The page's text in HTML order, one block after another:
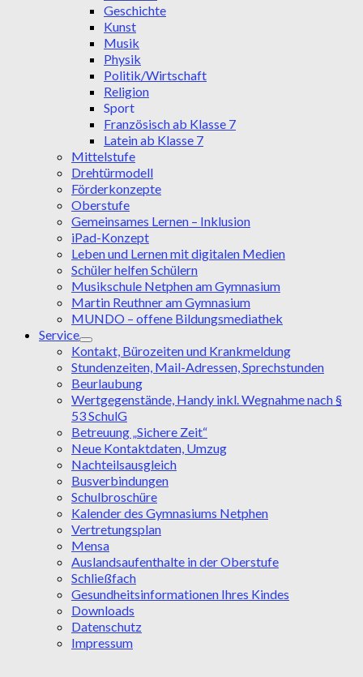
Geschichte
Kunst
Musik
Physik
Politik/Wirtschaft
Religion
Sport
Französisch ab Klasse 7
Latein ab Klasse 7
Mittelstufe
Drehtürmodell
Förderkonzepte
Oberstufe
Gemeinsames Lernen – Inklusion
iPad-Konzept
Leben und Lernen mit digitalen Medien
Schüler helfen Schülern
Musikschule Netphen am Gymnasium
Martin Reuthner am Gymnasium
MUNDO – offene Bildungsmediathek
Service
Kontakt, Bürozeiten und Krankmeldung
Stundenzeiten, Mail-Adressen, Sprechstunden
Beurlaubung
Wertgegenstände, Handy inkl. Wegnahme nach §
53 SchulG
Betreuung „Sichere Zeit“
Neue Kontaktdaten, Umzug
Nachteilsausgleich
Busverbindungen
Schulbroschüre
Kalender des Gymnasiums Netphen
Vertretungsplan
Mensa
Auslandsaufenthalte in der Oberstufe
Schließfach
Gesundheitsinformationen Ihres Kindes
Downloads
Datenschutz
Impressum